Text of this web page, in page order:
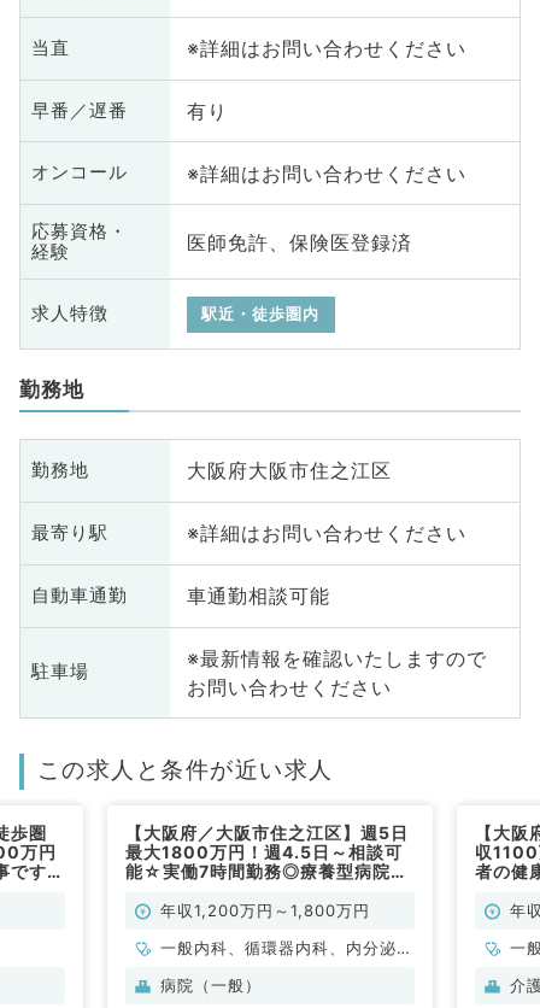
当直 ※詳細はお問い合わせください
早番／遅番 有り
オンコール ※詳細はお問い合わせください
応募資格・
経験
医師免許、保険医登録済
求人特徴 駅近・徒歩圏内
勤務地
勤務地 大阪府大阪市住之江区
最寄り駅 ※詳細はお問い合わせください
自動車通勤 車通勤相談可能
駐車場
※最新情報を確認いたしますので
お問い合わせください
この求人と条件が近い求人
歩圏
万円
です
【大阪府／大阪市住之江区】週5日
最大1800万円！週4.5日～相談可
能☆実働7時間勤務◎療養型病院で
年収1,200万円～1,800万円
一般内科、循環器内科、内分泌・
代謝内科、老年内科
病院（一般）
【大
収
者の健
年
一
介